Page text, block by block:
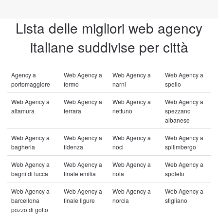
Lista delle migliori web agency
italiane suddivise per città
Agency a
portomaggiore
Web Agency a
fermo
Web Agency a
narni
Web Agency a
spello
Web Agency a
altamura
Web Agency a
ferrara
Web Agency a
nettuno
Web Agency a
spezzano
albanese
Web Agency a
bagheria
Web Agency a
fidenza
Web Agency a
noci
Web Agency a
spilimbergo
Web Agency a
bagni di lucca
Web Agency a
finale emilia
Web Agency a
nola
Web Agency a
spoleto
Web Agency a
barcellona
pozzo di gotto
Web Agency a
finale ligure
Web Agency a
norcia
Web Agency a
stigliano